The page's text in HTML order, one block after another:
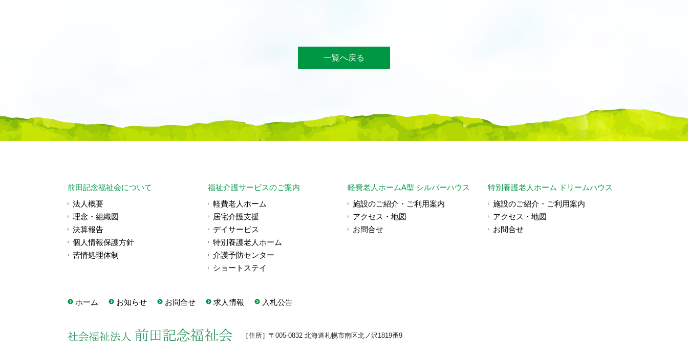
一覧へ戻る
前田記念福祉会について
法人概要
理念・組織図
決算報告
個人情報保護方針
苦情処理体制
福祉介護サービスのご案内
軽費老人ホーム
居宅介護支援
デイサービス
特別養護老人ホーム
介護予防センター
ショートステイ
軽費老人ホームA型 シルバーハウス
施設のご紹介・ご利用案内
アクセス・地図
お問合せ
特別養護老人ホーム ドリームハウス
施設のご紹介・ご利用案内
アクセス・地図
お問合せ
ホーム お知らせ お問合せ 求人情報 入札公告
［住所］〒005-0832 北海道札幌市南区北ノ沢1819番9